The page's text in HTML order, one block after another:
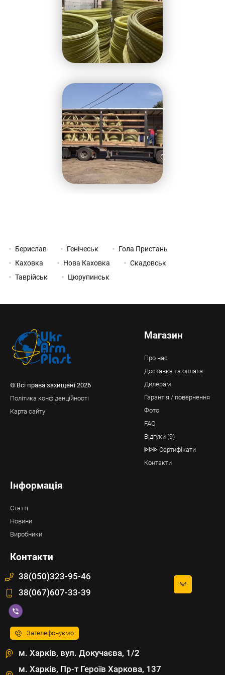
Берислав Генічеськ
Гола Пристань
Каховка
Нова Каховка
Скадовськ
Таврійськ
Цюрупинськ
© Всі права захищені 2026
Політика конфіденційності
Карта сайту
Магазин
Про нас
Доставка та оплата
Дилерам
Гарантія / повернення
Фото
FAQ
Відгуки (9)
ᐈᐈᐈ Сертифікати
Контакти
Інформація
Статті
Новини
Виробники
Контакти
38(050)323-95-46
38(067)607-33-39
Зателефонуємо
м. Харків, вул. Докучаєва, 1/2
м. Харків, Пр-т Героїв Харкова, 137